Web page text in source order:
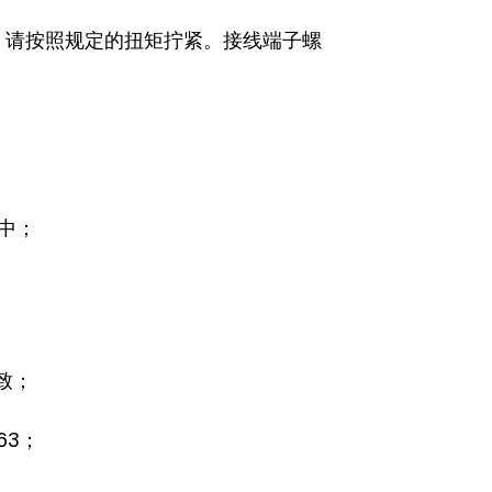
按照规定的扭矩拧紧。接线端子螺
；
；